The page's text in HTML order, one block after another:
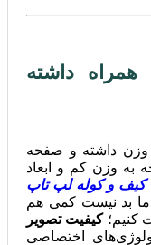
داشته
وزن داشته و صفحه
به وزن کم و ابعاد
کیف و کوله لپ تاپ
اما بد نیست کمی هم
کیفیت تصویر